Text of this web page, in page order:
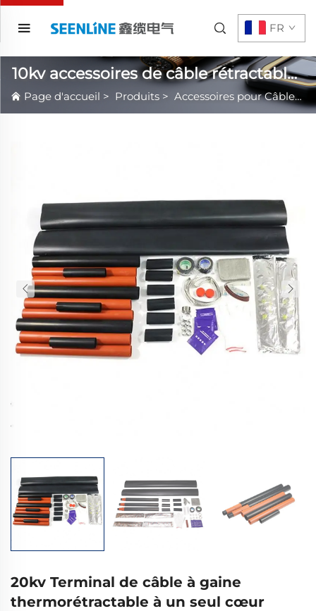
FR
10kv accessoires de câble rétractables
thermiquement
Page d'accueil > Produits > Accessoires pour Câbles Rétractables à Chaud
20kv Terminal de câble à gaine
thermorétractable à un seul cœur